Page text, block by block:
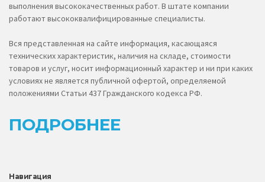
выполнения высококачественных работ. В штате компании
работают высококвалифицированные специалисты.
Вся представленная на сайте информация, касающаяся
технических характеристик, наличия на складе, стоимости
товаров и услуг, носит информационный характер и ни при каких
условиях не является публичной офертой, определяемой
положениями Статьи 437 Гражданского кодекса РФ.
ПОДРОБНЕЕ
Навигация